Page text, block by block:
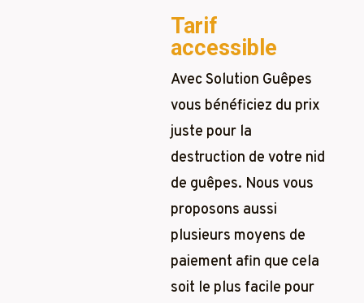
Tarif
accessible
Avec Solution Guêpes
vous bénéficiez du prix
juste pour la
destruction de votre nid
de guêpes. Nous vous
proposons aussi
plusieurs moyens de
paiement afin que cela
soit le plus facile pour